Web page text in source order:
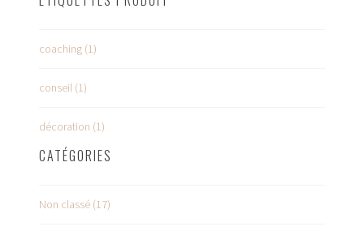
coaching (1)
conseil (1)
décoration (1)
CATÉGORIES
Non classé (17)